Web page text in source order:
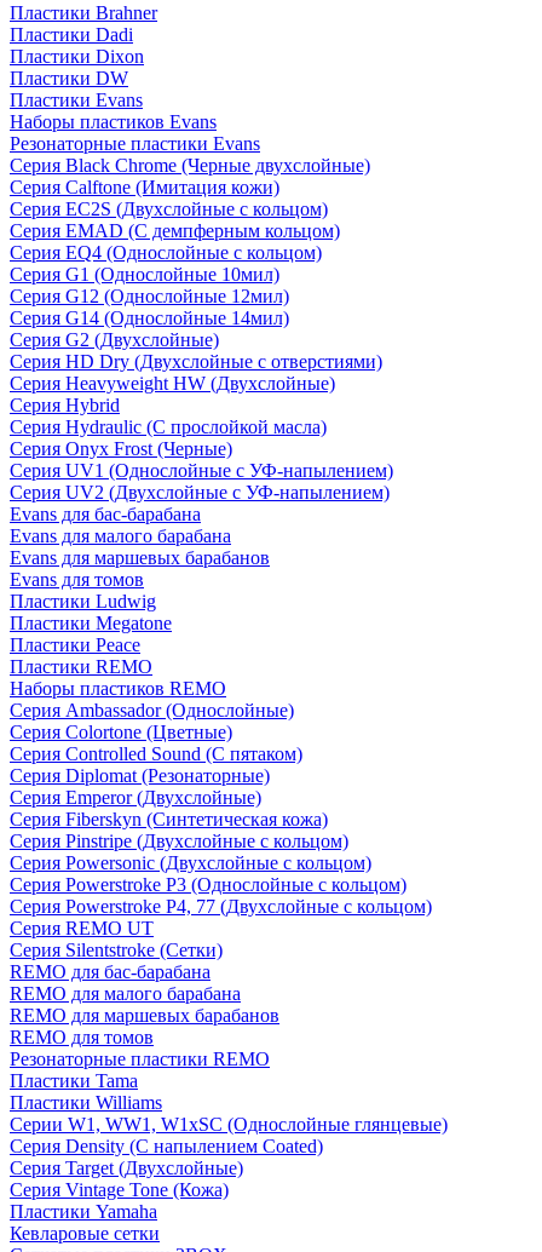
Пластики Brahner
Пластики Dadi
Пластики Dixon
Пластики DW
Пластики Evans
Наборы пластиков Evans
Резонаторные пластики Evans
Серия Black Chrome (Черные двухслойные)
Серия Calftone (Имитация кожи)
Серия EC2S (Двухслойные с кольцом)
Серия EMAD (С демпферным кольцом)
Серия EQ4 (Однослойные с кольцом)
Серия G1 (Однослойные 10мил)
Серия G12 (Однослойные 12мил)
Серия G14 (Однослойные 14мил)
Серия G2 (Двухслойные)
Серия HD Dry (Двухслойные с отверстиями)
Серия Heavyweight HW (Двухслойные)
Серия Hybrid
Серия Hydraulic (С прослойкой масла)
Серия Onyx Frost (Черные)
Серия UV1 (Однослойные с УФ-напылением)
Серия UV2 (Двухслойные с УФ-напылением)
Evans для бас-барабана
Evans для малого барабана
Evans для маршевых барабанов
Evans для томов
Пластики Ludwig
Пластики Megatone
Пластики Peace
Пластики REMO
Наборы пластиков REMO
Серия Ambassador (Однослойные)
Серия Colortone (Цветные)
Серия Controlled Sound (С пятаком)
Серия Diplomat (Резонаторные)
Серия Emperor (Двухслойные)
Серия Fiberskyn (Синтетическая кожа)
Серия Pinstripe (Двухслойные с кольцом)
Серия Powersonic (Двухслойные с кольцом)
Серия Powerstroke P3 (Однослойные с кольцом)
Серия Powerstroke P4, 77 (Двухслойные с кольцом)
Серия REMO UT
Серия Silentstroke (Сетки)
REMO для бас-барабана
REMO для малого барабана
REMO для маршевых барабанов
REMO для томов
Резонаторные пластики REMO
Пластики Tama
Пластики Williams
Серии W1, WW1, W1xSC (Однослойные глянцевые)
Серия Density (C напылением Coated)
Серия Target (Двухслойные)
Серия Vintage Tone (Кожа)
Пластики Yamaha
Кевларовые сетки